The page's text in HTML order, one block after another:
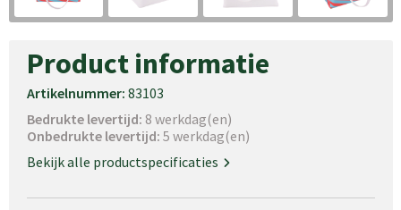
Product informatie
Artikelnummer: 83103
Bedrukte levertijd: 8 werkdag(en)
Onbedrukte levertijd: 5 werkdag(en)
Bekijk alle productspecificaties